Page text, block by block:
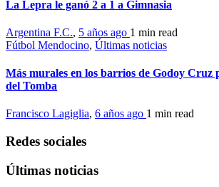
La Lepra le ganó 2 a 1 a Gimnasia
Argentina F.C., 5 años ago 1 min read
Fútbol Mendocino, Últimas noticias
Más murales en los barrios de Godoy Cruz
del Tomba
Francisco Lagiglia, 6 años ago 1 min read
Redes sociales
Últimas noticias